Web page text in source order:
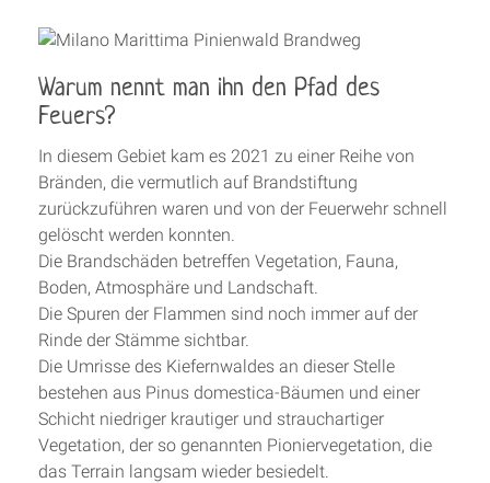
Warum nennt man ihn den Pfad des
Feuers?
In diesem Gebiet kam es 2021 zu einer Reihe von
Bränden, die vermutlich auf Brandstiftung
zurückzuführen waren und von der Feuerwehr schnell
gelöscht werden konnten.
Die Brandschäden betreffen Vegetation, Fauna,
Boden, Atmosphäre und Landschaft.
Die Spuren der Flammen sind noch immer auf der
Rinde der Stämme sichtbar.
Die Umrisse des Kiefernwaldes an dieser Stelle
bestehen aus Pinus domestica-Bäumen und einer
Schicht niedriger krautiger und strauchartiger
Vegetation, der so genannten Pioniervegetation, die
das Terrain langsam wieder besiedelt.